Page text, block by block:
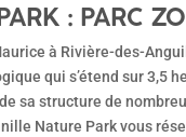
: PARC
à Rivière-des-
qui s’étend sur 3,5
sa structure de
Nature Park vous